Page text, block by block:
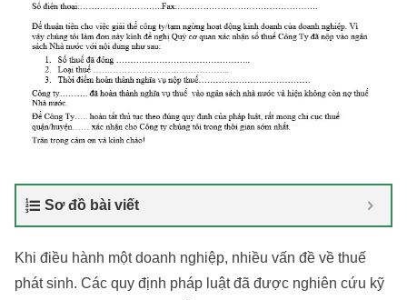
Sơ đồ bài viết
Khi điều hành một doanh nghiệp, nhiều vấn đề về thuế
phát sinh. Các quy định pháp luật đã được nghiên cứu kỹ